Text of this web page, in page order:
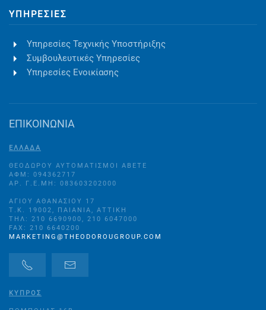
ΥΠΗΡΕΣΊΕΣ
Υπηρεσίες Τεχνικής Υποστήριξης
Συμβουλευτικές Υπηρεσίες
Υπηρεσίες Ενοικίασης
ΕΠΙΚΟΙΝΩΝΙΑ
ΕΛΛΑΔΑ
ΘΕΟΔΩΡΟΥ ΑΥΤΟΜΑΤΙΣΜΟΙ ΑΒΕΤΕ
ΑΦΜ: 094362717
ΑΡ. Γ.Ε.ΜΗ: 083603202000
ΑΓΊΟΥ ΑΘΑΝΑΣΊΟΥ 17
Τ.Κ. 19002, ΠΑΙΑΝΊΑ, ΑΤΤΙΚΉ
ΤΗΛ: 210 6690900, 210 6047000
FAX: 210 6640200
MARKETING@THEODOROUGROUP.COM
ΚΥΠΡΟΣ